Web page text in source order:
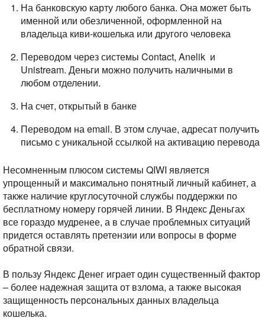
На банковскую карту любого банка. Она может быть
именной или обезличенной, оформленной на
владельца киви-кошелька или другого человека
Переводом через системы Contact, Anelik и
Unistream. Деньги можно получить наличными в
любом отделении.
На счет, открытый в банке
Переводом на email. В этом случае, адресат получить
письмо с уникальной ссылкой на активацию перевода
Несомненным плюсом системы QIWI является
упрощенный и максимально понятный личный кабинет, а
также наличие круглосуточной службы поддержки по
бесплатному номеру горячей линии. В Яндекс Деньгах
все гораздо мудренее, а в случае проблемных ситуаций
придется оставлять претензии или вопросы в форме
обратной связи.
В пользу Яндекс Денег играет один существенный фактор
– более надежная защита от взлома, а также высокая
защищенность персональных данных владельца
кошелька.